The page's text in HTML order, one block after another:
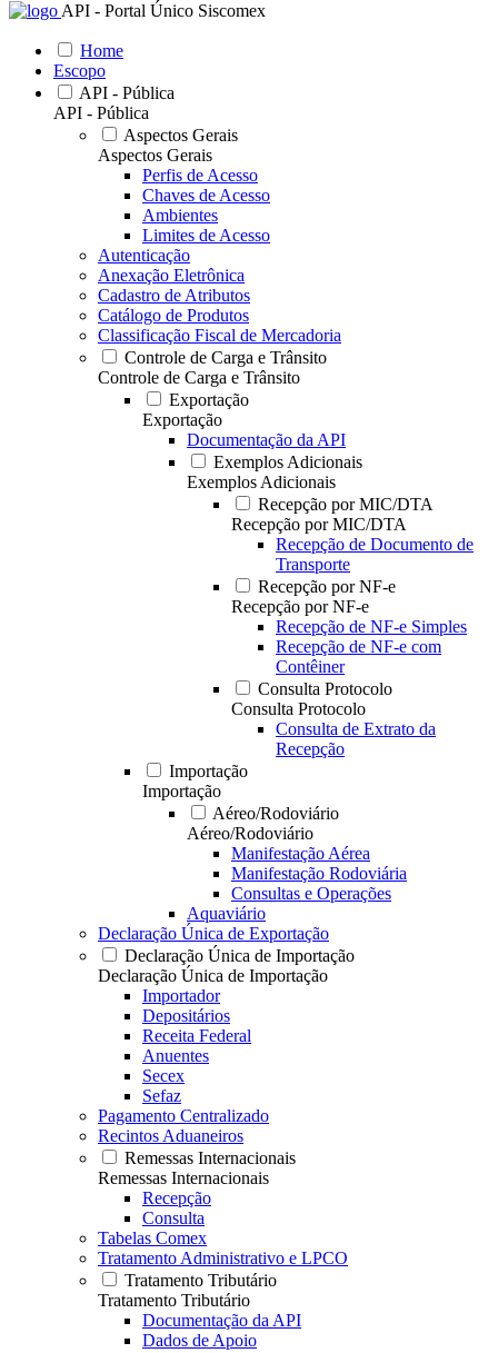
API - Portal Único Siscomex
Home
Escopo
API - Pública
API - Pública
Aspectos Gerais
Aspectos Gerais
Perfis de Acesso
Chaves de Acesso
Ambientes
Limites de Acesso
Autenticação
Anexação Eletrônica
Cadastro de Atributos
Catálogo de Produtos
Classificação Fiscal de Mercadoria
Controle de Carga e Trânsito
Controle de Carga e Trânsito
Exportação
Exportação
Documentação da API
Exemplos Adicionais
Exemplos Adicionais
Recepção por MIC/DTA
Recepção por MIC/DTA
Recepção de Documento de
Transporte
Recepção por NF-e
Recepção por NF-e
Recepção de NF-e Simples
Recepção de NF-e com
Contêiner
Consulta Protocolo
Consulta Protocolo
Consulta de Extrato da
Recepção
Importação
Importação
Aéreo/Rodoviário
Aéreo/Rodoviário
Manifestação Aérea
Manifestação Rodoviária
Consultas e Operações
Aquaviário
Declaração Única de Exportação
Declaração Única de Importação
Declaração Única de Importação
Importador
Depositários
Receita Federal
Anuentes
Secex
Sefaz
Pagamento Centralizado
Recintos Aduaneiros
Remessas Internacionais
Remessas Internacionais
Recepção
Consulta
Tabelas Comex
Tratamento Administrativo e LPCO
Tratamento Tributário
Tratamento Tributário
Documentação da API
Dados de Apoio